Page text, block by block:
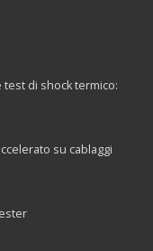
test di shock termico:
su cablaggi